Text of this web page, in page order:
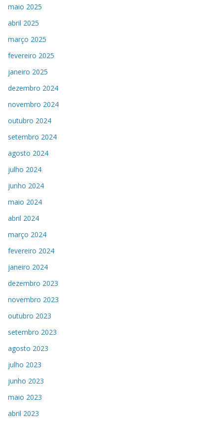
maio 2025
abril 2025
março 2025
fevereiro 2025
janeiro 2025
dezembro 2024
novembro 2024
outubro 2024
setembro 2024
agosto 2024
julho 2024
junho 2024
maio 2024
abril 2024
março 2024
fevereiro 2024
janeiro 2024
dezembro 2023
novembro 2023
outubro 2023
setembro 2023
agosto 2023
julho 2023
junho 2023
maio 2023
abril 2023